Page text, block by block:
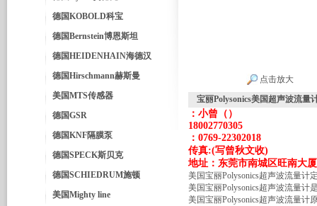
德国KOBOLD科宝
德国Bernstein博恩斯坦
德国HEIDENHAIN海德汉
德国Hirschmann赫斯曼
美国MTS传感器
德国GSR
德国KNF隔膜泵
德国SPECK斯贝克
德国SCHIEDRUM施顿
美国Mighty line
点击放大
宝丽Polysonics美国超声波流量
：小曾（）
18002770305
：0769-22302018
传真:(写曾秋文收)
地址：东莞市南城区旺南大
美国宝丽Polysonics超声波流量计
美国宝丽Polysonics超声波流量计
美国宝丽Polysonics超声波流量计